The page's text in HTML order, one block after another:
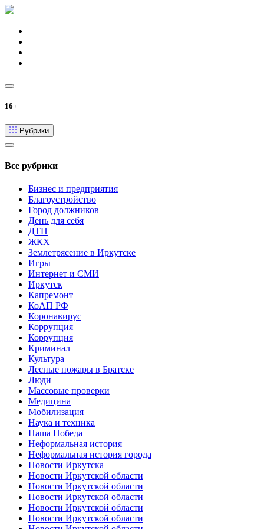
16+
Рубрики
Все рубрики
Бизнес и предприятия
Благоустройство
Город должников
День для себя
ДТП
ЖКХ
Землетрясение в Иркутске
Игры
Интернет и СМИ
Иркутск
Капремонт
КоАП РФ
Коронавирус
Коррупция
Коррупция
Криминал
Культура
Лесные пожары в Братске
Люди
Массовые проверки
Медицина
Мобилизация
Наука и техника
Наша Победа
Неформальная история
Неформальная история города
Новости Иркутска
Новости Иркутской области
Новости Иркутской области
Новости Иркутской области
Новости Иркутской области
Новости Иркутской области